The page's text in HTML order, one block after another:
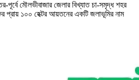
পূর্বে মৌলভীবাজার জেলার বিখ্যাত চা-সমৃদ্ধ শহর
প্রায় ১০০ হেক্টর আয়তনের একটি জলাভূমির নাম